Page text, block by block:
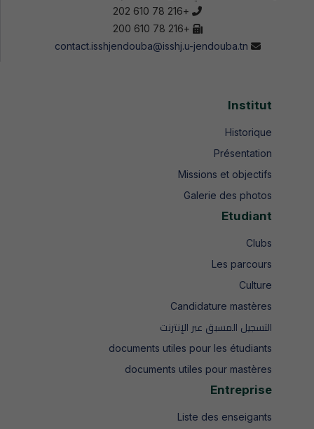
+216 78 610 202
+216 78 610 200
contact.isshjendouba@isshj.u-jendouba.tn
Institut
Historique
Présentation
Missions et objectifs
Galerie des photos
Etudiant
Clubs
Les parcours
Culture
Candidature mastères
التسجيل المسبق عبر الإنترنت
documents utiles pour les étudiants
documents utiles pour mastères
Entreprise
Liste des enseigants